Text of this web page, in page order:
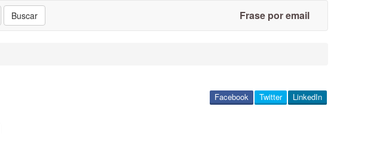
Buscar Frase por email
LinkedIn
Twitter
Facebook